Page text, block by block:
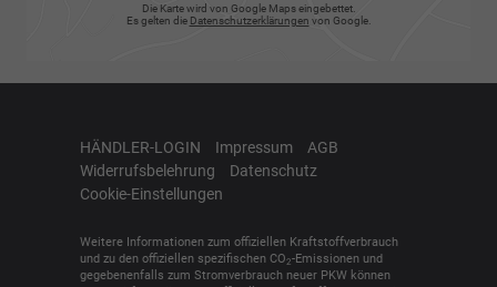
Die Karte wird von Google Maps eingebettet.
Es gelten die Datenschutzerklärungen von Google.
HÄNDLER-LOGIN Impressum
AGB
Widerrufsbelehrung
Datenschutz
Cookie-Einstellungen
Weitere Informationen zum offiziellen Kraftstoffverbrauch
und zu den offiziellen spezifischen CO2-Emissionen und
gegebenenfalls zum Stromverbrauch neuer PKW können